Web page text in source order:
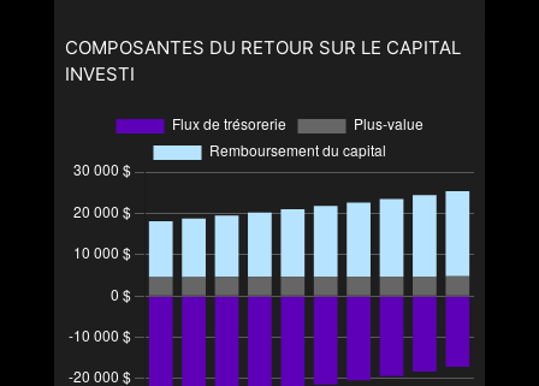
COMPOSANTES DU RETOUR SUR LE CAPITAL
INVESTI